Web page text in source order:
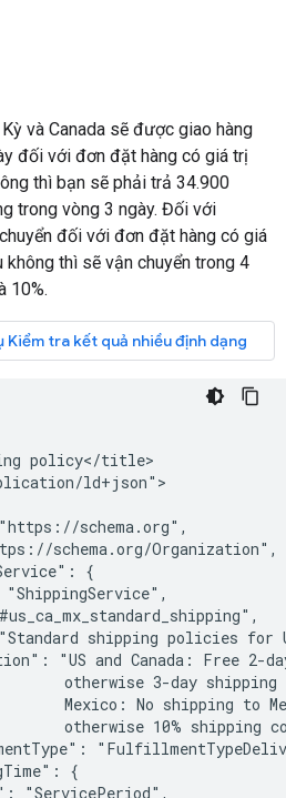
và Canada sẽ được giao hàng
đối với đơn đặt hàng có giá trị
thì bạn sẽ phải trả 34.900
trong vòng 3 ngày. Đối với
đối với đơn đặt hàng có giá
thì sẽ vận chuyển trong 4
10%.
policy</title>
ld+json">
schema.org",
schema.org/Organization",
{
shipping policies for
"US and Canada: Free 2-
otherwise 3-day shipping
Mexico: No shipping to
otherwise 10% shipping
{
"ServicePeriod",